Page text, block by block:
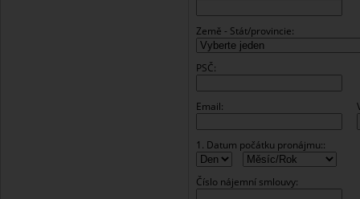
Země - Stát/provincie:
PSČ:
Email:
1. Datum počátku pronájmu::
Číslo nájemní smlouvy: